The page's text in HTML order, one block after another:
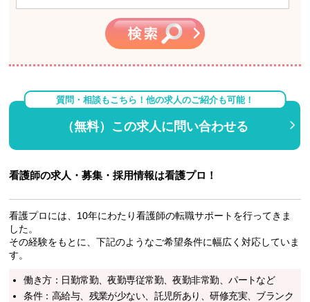
質問・相談もこちら！他の求人のご紹介も可能！
（無料）この求人に問い合わせる
看護師の求人・募集・採用情報は看護プロ！
看護プロには、10年にわたり看護師の転職サポートを行ってきま
した。
その経験をもとに、下記のようなご希望条件に幅広く対応していま
す。
働き方：日勤常勤、夜勤専従常勤、夜勤非常勤、パートなど
条件：高給与、残業が少ない、託児所あり、研修充実、ブランク